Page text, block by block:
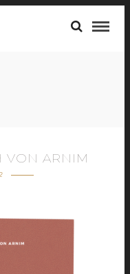
VON ARNIM